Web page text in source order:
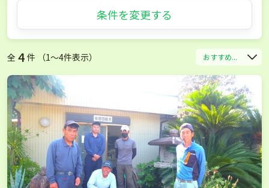
条件を変更する
全 4 件 （1〜4件表示） おすすめ...